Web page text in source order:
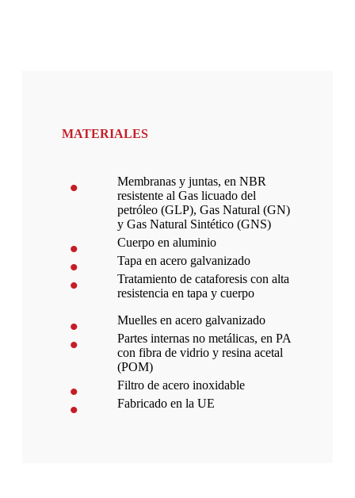
MATERIALES
Membranas y juntas, en NBR
resistente al Gas licuado del
petróleo (GLP), Gas Natural (GN)
y Gas Natural Sintético (GNS)
Cuerpo en aluminio
Tapa en acero galvanizado
Tratamiento de cataforesis con alta
resistencia en tapa y cuerpo
Muelles en acero galvanizado
Partes internas no metálicas, en PA
con fibra de vidrio y resina acetal
(POM)
Filtro de acero inoxidable
Fabricado en la UE